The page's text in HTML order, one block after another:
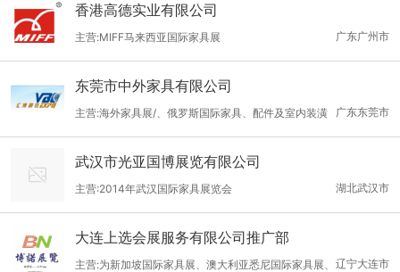
香港高德实业有限公司
广东广州市
主营:MIFF马来西亚国际家具展
东莞市中外家具有限公司
广东东莞市
主营:海外家具展/、俄罗斯国际家具、配件及室内装潢
展览会/沙特家具暨室内装饰展/印度孟买国际家具展览会/德国科隆
国际家具博览会/法国巴黎国际时尚家居用品装饰品展/意大利米兰
国际家具展
武汉市光亚国博展览有限公司
湖北武汉市
主营:2014年武汉国际家具展览会
大连上选会展服务有限公司推广部
辽宁大连市
主营:为新加坡国际家具展、澳大利亚悉尼国际家具展、